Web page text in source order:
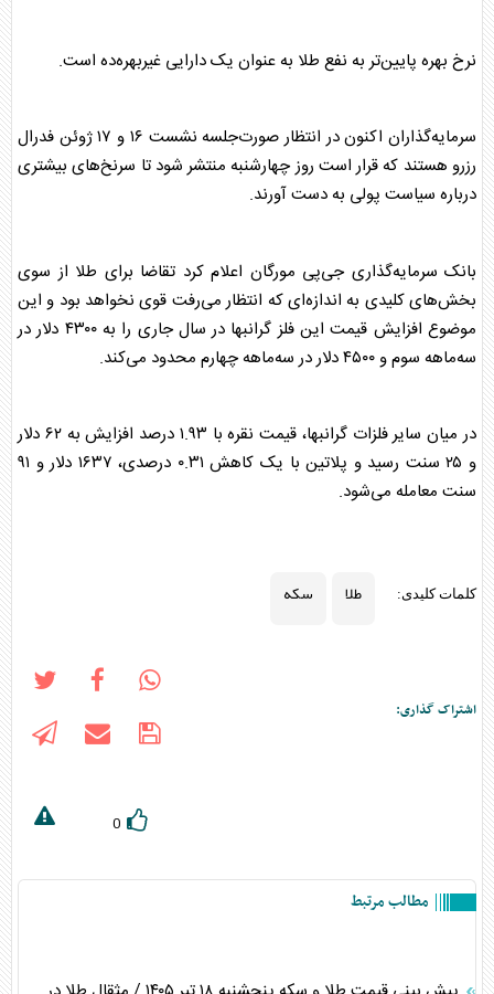
نرخ بهره پایین‌تر به نفع طلا به عنوان یک دارایی غیربهره‌ده است.
سرمایه‌گذاران اکنون در انتظار صورت‌جلسه نشست ۱۶ و ۱۷ ژوئن فدرال
رزرو هستند که قرار است روز چهارشنبه منتشر شود تا سرنخ‌های بیشتری
درباره سیاست پولی به دست آورند.
بانک سرمایه‌گذاری جی‌پی مورگان اعلام کرد تقاضا برای طلا از سوی
بخش‌های کلیدی به اندازه‌ای که انتظار می‌رفت قوی نخواهد بود و این
موضوع افزایش قیمت این فلز گرانبها در سال جاری را به ۴۳۰۰ دلار در
سه‌ماهه سوم و ۴۵۰۰ دلار در سه‌ماهه چهارم محدود می‌کند.
در میان سایر فلزات گرانبها، قیمت نقره با ۱.۹۳ درصد افزایش به ۶۲ دلار
و ۲۵ سنت رسید و پلاتین با یک کاهش ۰.۳۱ درصدی، ۱۶۳۷ دلار و ۹۱
سنت معامله می‌شود.
کلمات کلیدی: طلا سکه
اشتراک گذاری:
0
مطالب مرتبط